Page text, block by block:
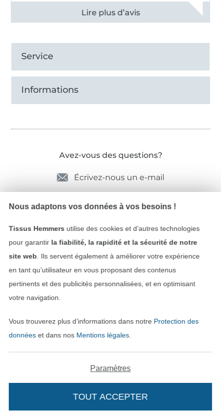
Voir tous les 11497 commentaires
Service
Informations
Avez-vous des questions?
Écrivez-nous un e-mail
Sécurité garantie
Payer avec
Nous adaptons vos données à vos besoins !
Tissus Hemmers utilise des cookies et d’autres technologies
pour garantir la fiabilité, la rapidité et la sécurité de notre
site web . Ils servent également à améliorer votre expérience
en tant qu’utilisateur en vous proposant des contenus
pertinents et des publicités personnalisées, et en optimisant
votre navigation.
Vous trouverez plus d’informations dans notre Protection des
donnéeset dans nos Mentions légales.
Paramètres
TOUT ACCEPTER